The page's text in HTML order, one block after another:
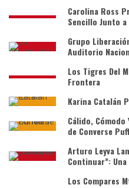
Carolina Ross
Sencillo Junto
Grupo
Auditorio
Los Tigres Del
Frontera
Karina Catalán
Cálido, Cómodo
de Converse
Arturo Leyva
Continuar”:
Los Compares